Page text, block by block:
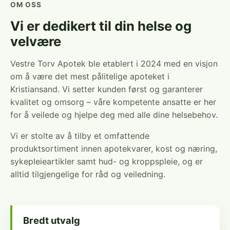
OM OSS
Vi er dedikert til din helse og
velvære
Vestre Torv Apotek ble etablert i 2024 med en visjon
om å være det mest pålitelige apoteket i
Kristiansand. Vi setter kunden først og garanterer
kvalitet og omsorg – våre kompetente ansatte er her
for å veilede og hjelpe deg med alle dine helsebehov.
Vi er stolte av å tilby et omfattende
produktsortiment innen apotekvarer, kost og næring,
sykepleieartikler samt hud- og kroppspleie, og er
alltid tilgjengelige for råd og veiledning.
Bredt utvalg